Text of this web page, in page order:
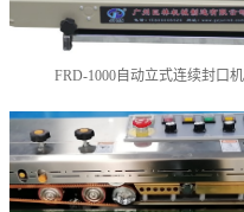
FRD-1000自动立式连续封口机